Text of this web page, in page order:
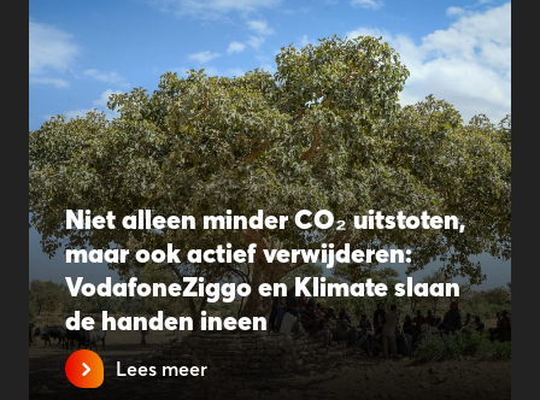
Niet alleen minder CO₂ uitstoten,
maar ook actief verwijderen:
VodafoneZiggo en Klimate slaan
de handen ineen
Lees meer